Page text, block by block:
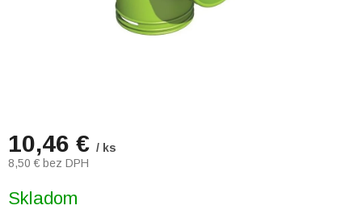
10,46 € / ks
8,50 € bez DPH
cena:
Skladom